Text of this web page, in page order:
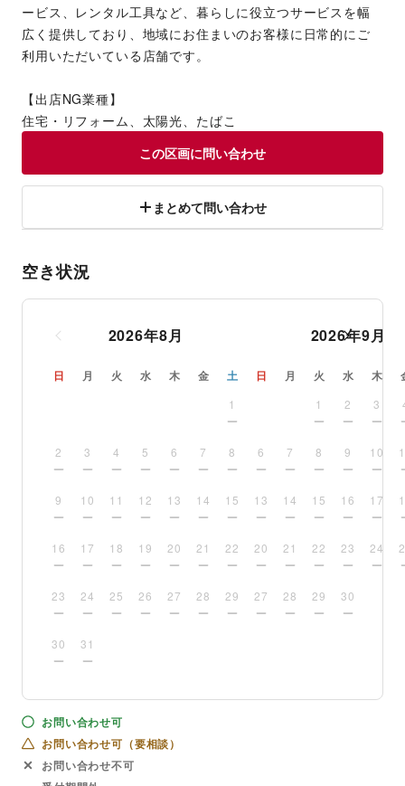
ービス、レンタル工具など、暮らしに役立つサービスを幅
広く提供しており、地域にお住まいのお客様に日常的にご
利用いただいている店舗です。
【出店NG業種】
住宅・リフォーム、太陽光、たばこ
この区画に問い合わせ
まとめて問い合わせ
空き状況
2026年8月
日 月 火 水 木 金 土
1
2 3 4 5 6 7 8
9 10 11 12 13 14 15
16 17 18 19 20 21 22
23 24 25 26 27 28 29
30 31
2026年9月
日 月 火 水 木
1 2 3
6 7 8 9 10
13 14 15 16 17
20 21 22 23 24
27 28 29 30
お問い合わせ可
お問い合わせ可（要相談）
お問い合わせ不可